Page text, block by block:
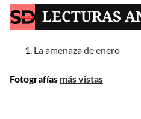
LECTURAS
La amenaza de enero
Fotografías más vistas